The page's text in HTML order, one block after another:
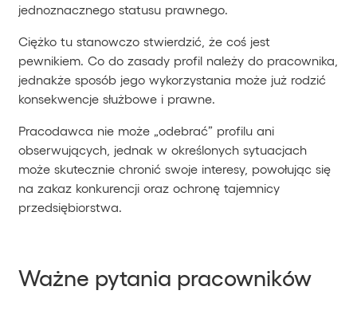
jednoznacznego statusu prawnego.
Ciężko tu stanowczo stwierdzić, że coś jest
pewnikiem. Co do zasady profil należy do pracownika,
jednakże sposób jego wykorzystania może już rodzić
konsekwencje służbowe i prawne.
Pracodawca nie może „odebrać” profilu ani
obserwujących, jednak w określonych sytuacjach
może skutecznie chronić swoje interesy, powołując się
na zakaz konkurencji oraz ochronę tajemnicy
przedsiębiorstwa.
Ważne pytania pracowników